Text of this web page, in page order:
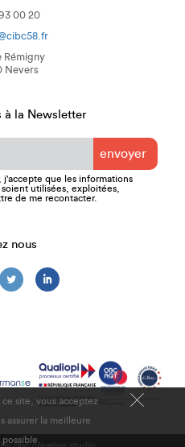
00 20
Rémigny
Nevers
à la Newsletter
j'accepte que les informations
utilisées, exploitées,
de me recontacter.
nous
L I
site, vous acceptez
assurer la meilleure
j